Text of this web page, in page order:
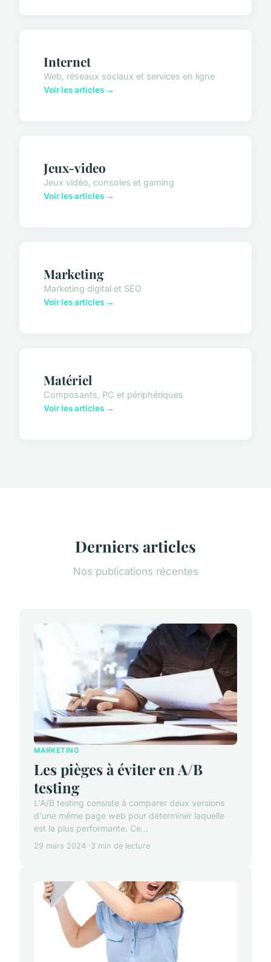
Internet
Web, réseaux sociaux et services en ligne
Voir les articles →
Jeux-video
Jeux vidéo, consoles et gaming
Voir les articles →
Marketing
Marketing digital et SEO
Voir les articles →
Matériel
Composants, PC et périphériques
Voir les articles →
Derniers articles
Nos publications récentes
MARKETING
Les pièges à éviter en A/B
testing
L'A/B testing consiste à comparer deux versions
d'une même page web pour déterminer laquelle
est la plus performante. Ce...
29 mars 2024 3 min de lecture